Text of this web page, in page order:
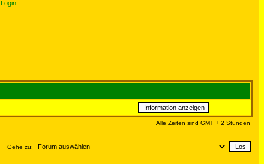
Login
Alle Zeiten sind GMT + 2 Stunden
Gehe zu: